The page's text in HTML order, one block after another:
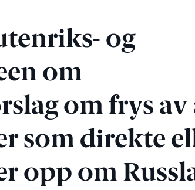
og
om
om frys av
som direkte
opp om